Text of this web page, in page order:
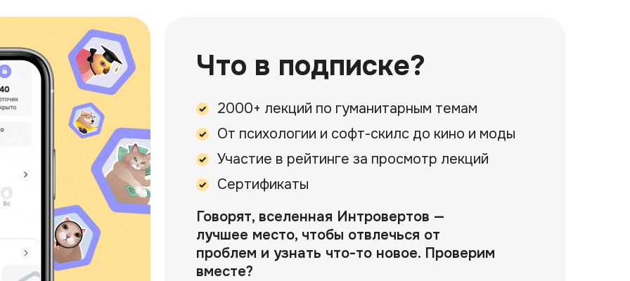
2000+ лекций по гуманитарным темам
Что в подписке?
От психологии и софт-скилс до кино и моды
Участие в рейтинге за просмотр лекций
Сертификаты
Говорят, вселенная Интровертов —
лучшее место, чтобы отвлечься от
проблем и узнать что-то новое. Проверим
вместе?